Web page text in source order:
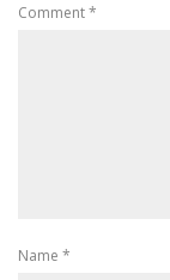
Comment*
Name *